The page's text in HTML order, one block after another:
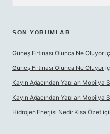
SON YORUMLAR
Güneş Fırtınası Olunca Ne Oluyor
Güneş Fırtınası Olunca Ne Oluyor
Kayın Ağacından Yapılan Mobilya
Kayın Ağacından Yapılan Mobilya
Hidrojen Enerjisi Nedir Kısa Özet